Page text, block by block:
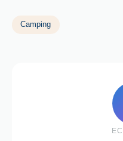
Camping